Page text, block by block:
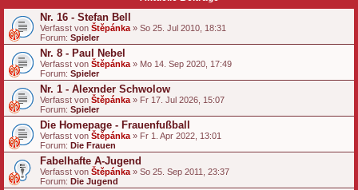
Nr. 16 - Stefan Bell
Verfasst von Štěpánka » So 25. Jul 2010, 18:31
Forum: Spieler
Nr. 8 - Paul Nebel
Verfasst von Štěpánka » Mo 14. Sep 2020, 17:49
Forum: Spieler
Nr. 1 - Alexnder Schwolow
Verfasst von Štěpánka » Fr 17. Jul 2026, 15:07
Forum: Spieler
Die Homepage - Frauenfußball
Verfasst von Štěpánka » Fr 1. Apr 2022, 13:01
Forum: Die Frauen
Fabelhafte A-Jugend
Verfasst von Štěpánka » So 25. Sep 2011, 23:37
Forum: Die Jugend